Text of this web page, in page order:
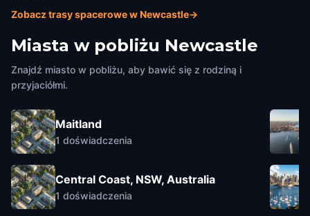
Zobacz trasy spacerowe w Newcastle→
Miasta w pobliżu Newcastle
Znajdź miasto w pobliżu, aby bawić się z rodziną i
przyjaciółmi.
Maitland
1 doświadczenia
Central Coast, NSW, Australia
1 doświadczenia